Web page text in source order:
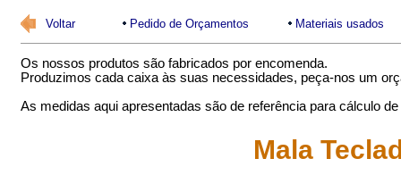
Voltar Pedido de Orçamentos Materiais usados
Os nossos produtos são fabricados por encomenda.
Produzimos cada caixa às suas necessidades, peça-nos um
As medidas aqui apresentadas são de referência para cálculo
Mala